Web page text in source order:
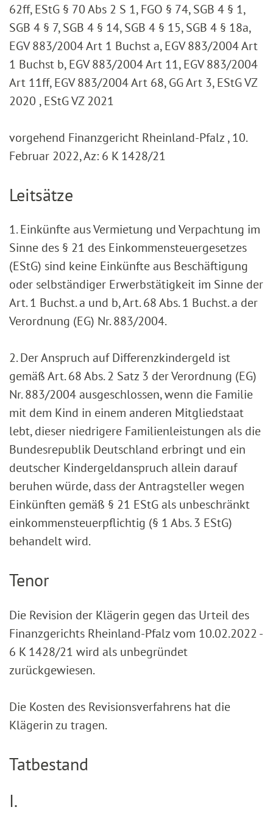
62ff, EStG § 70 Abs 2 S 1, FGO § 74, SGB 4 § 1,
SGB 4 § 7, SGB 4 § 14, SGB 4 § 15, SGB 4 § 18a,
EGV 883/2004 Art 1 Buchst a, EGV 883/2004 Art
1 Buchst b, EGV 883/2004 Art 11, EGV 883/2004
Art 11ff, EGV 883/2004 Art 68, GG Art 3, EStG VZ
2020 , EStG VZ 2021
vorgehend Finanzgericht Rheinland-Pfalz , 10.
Februar 2022, Az: 6 K 1428/21
Leitsätze
1. Einkünfte aus Vermietung und Verpachtung im
Sinne des § 21 des Einkommensteuergesetzes
(EStG) sind keine Einkünfte aus Beschäftigung
oder selbständiger Erwerbstätigkeit im Sinne der
Art. 1 Buchst. a und b, Art. 68 Abs. 1 Buchst. a der
Verordnung (EG) Nr. 883/2004.
2. Der Anspruch auf Differenzkindergeld ist
gemäß Art. 68 Abs. 2 Satz 3 der Verordnung (EG)
Nr. 883/2004 ausgeschlossen, wenn die Familie
mit dem Kind in einem anderen Mitgliedstaat
lebt, dieser niedrigere Familienleistungen als die
Bundesrepublik Deutschland erbringt und ein
deutscher Kindergeldanspruch allein darauf
beruhen würde, dass der Antragsteller wegen
Einkünften gemäß § 21 EStG als unbeschränkt
einkommensteuerpflichtig (§ 1 Abs. 3 EStG)
behandelt wird.
Tenor
Die Revision der Klägerin gegen das Urteil des
Finanzgerichts Rheinland-Pfalz vom 10.02.2022 -
6 K 1428/21 wird als unbegründet
zurückgewiesen.
Die Kosten des Revisionsverfahrens hat die
Klägerin zu tragen.
Tatbestand
I.